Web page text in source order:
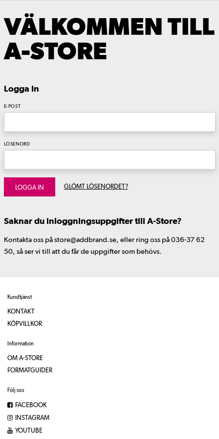
VÄLKOMMEN TILL
A-STORE
Logga In
E-POST
LÖSENORD
LOGGA IN GLÖMT LÖSENORDET?
Saknar du inloggningsuppgifter till A-Store?
Kontakta oss på store@addbrand.se, eller ring oss på 036-37 62
50, så ser vi till att du får de uppgifter som behövs.
Kundtjänst
KONTAKT
KÖPVILLKOR
Information
OM A-STORE
FORMATGUIDER
Följ oss
FACEBOOK
INSTAGRAM
YOUTUBE